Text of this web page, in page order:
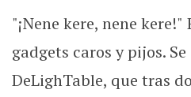
"¡Nene kere, nene
gadgets caros y pijos.
DeLighTable, que tras